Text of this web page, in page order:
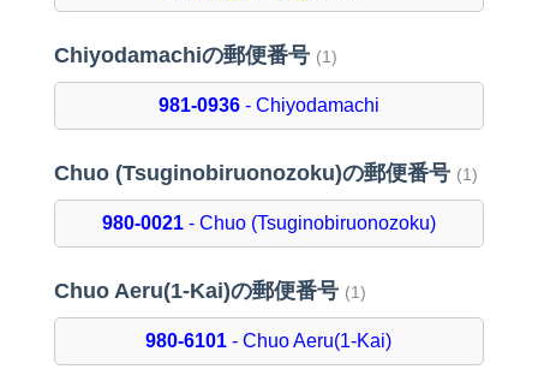
Chiyodamachiの郵便番号 (1)
981-0936- Chiyodamachi
Chuo (Tsuginobiruonozoku)の郵便番号 (1)
980-0021- Chuo (Tsuginobiruonozoku)
Chuo Aeru(1-Kai)の郵便番号 (1)
980-6101 - Chuo Aeru(1-Kai)